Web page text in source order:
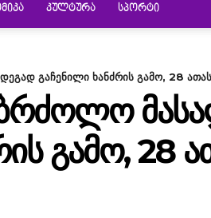
ᲙᲣᲚᲢᲣᲠᲐ ᲡᲞᲝᲠᲢᲘ
გაჩენილი ხანძრის გამო, 28
ᲒᲐᲛᲝ, 28